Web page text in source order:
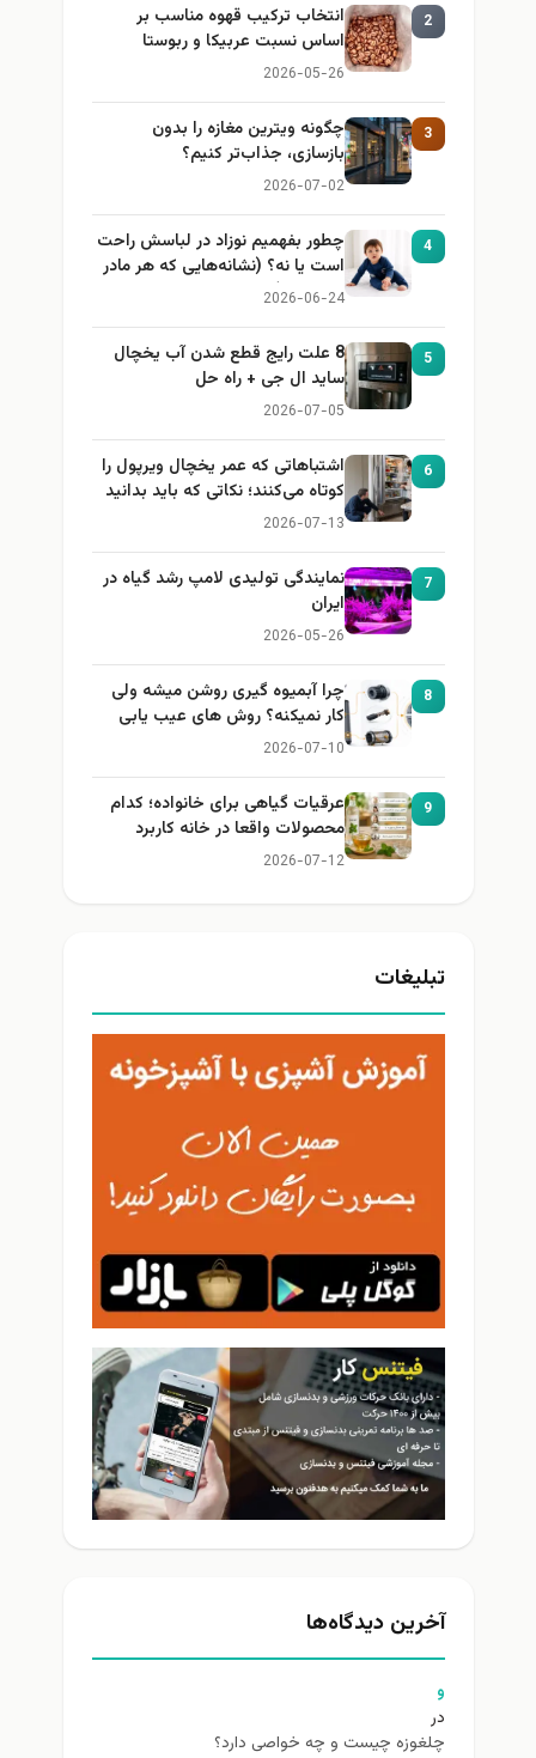
2
انتخاب ترکیب قهوه مناسب بر
اساس نسبت عربیکا و ربوستا
2026-05-26
3
چگونه ویترین مغازه را بدون
بازسازی، جذاب‌تر کنیم؟
2026-07-02
4
چطور بفهمیم نوزاد در لباسش راحت
است یا نه؟ (نشانه‌هایی که هر مادر
باید بداند)
2026-06-24
5
8 علت رایج قطع شدن آب یخچال
ساید ال جی + راه حل
2026-07-05
6
اشتباهاتی که عمر یخچال ویرپول را
کوتاه می‌کنند؛ نکاتی که باید بدانید
2026-07-13
7
نمایندگی تولیدی لامپ رشد گیاه در
ایران
2026-05-26
8
چرا آبمیوه گیری روشن میشه ولی
کار نمیکنه؟ روش های عیب یابی
2026-07-10
9
عرقیات گیاهی برای خانواده؛ کدام
محصولات واقعا در خانه کاربرد
دارند؟
2026-07-12
تبلیغات
آخرین دیدگاه‌ها
و
در
چلغوزه چیست و چه خواصی دارد؟